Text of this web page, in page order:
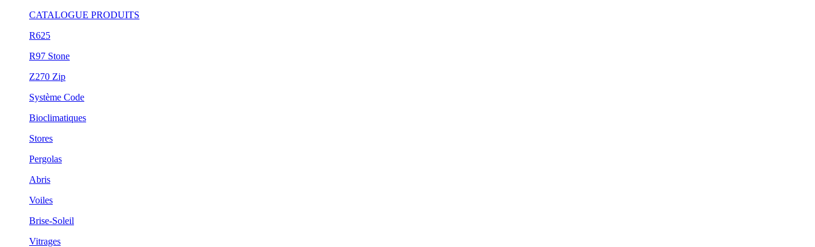
CATALOGUE PRODUITS
R625
R97 Stone
Z270 Zip
Système Code
Bioclimatiques
Stores
Pergolas
Abris
Voiles
Brise-Soleil
Vitrages